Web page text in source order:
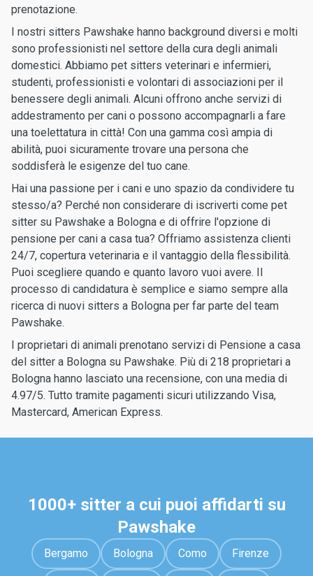
prenotazione.
I nostri sitters Pawshake hanno background diversi e molti
sono professionisti nel settore della cura degli animali
domestici. Abbiamo pet sitters veterinari e infermieri,
studenti, professionisti e volontari di associazioni per il
benessere degli animali. Alcuni offrono anche servizi di
addestramento per cani o possono accompagnarli a fare
una toelettatura in città! Con una gamma così ampia di
abilità, puoi sicuramente trovare una persona che
soddisferà le esigenze del tuo cane.
Hai una passione per i cani e uno spazio da condividere tu
stesso/a? Perché non considerare di iscriverti come pet
sitter su Pawshake a Bologna e di offrire l'opzione di
pensione per cani a casa tua? Offriamo assistenza clienti
24/7, copertura veterinaria e il vantaggio della flessibilità.
Puoi scegliere quando e quanto lavoro vuoi avere. Il
processo di candidatura è semplice e siamo sempre alla
ricerca di nuovi sitters a Bologna per far parte del team
Pawshake.
I proprietari di animali prenotano servizi di Pensione a casa
del sitter a Bologna su Pawshake. Più di 218 proprietari a
Bologna hanno lasciato una recensione, con una media di
4.97/5. Tutto tramite pagamenti sicuri utilizzando Visa,
Mastercard, American Express.
1000+ sitter a cui puoi affidarti su
Pawshake
Bergamo Bologna Como Firenze